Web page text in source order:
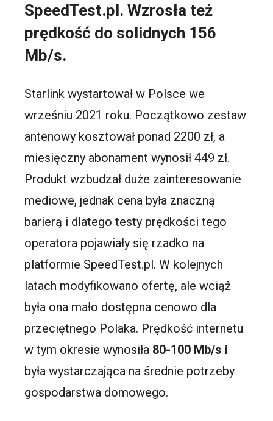
SpeedTest.pl. Wzrosła też
prędkość do solidnych 156
Mb/s.
Starlink wystartował w Polsce we
wrześniu 2021 roku. Początkowo zestaw
antenowy kosztował ponad 2200 zł, a
miesięczny abonament wynosił 449 zł.
Produkt wzbudzał duże zainteresowanie
mediowe, jednak cena była znaczną
barierą i dlatego testy prędkości tego
operatora pojawiały się rzadko na
platformie SpeedTest.pl. W kolejnych
latach modyfikowano ofertę, ale wciąż
była ona mało dostępna cenowo dla
przeciętnego Polaka. Prędkość internetu
w tym okresie wynosiła 80-100 Mb/s i
była wystarczająca na średnie potrzeby
gospodarstwa domowego.